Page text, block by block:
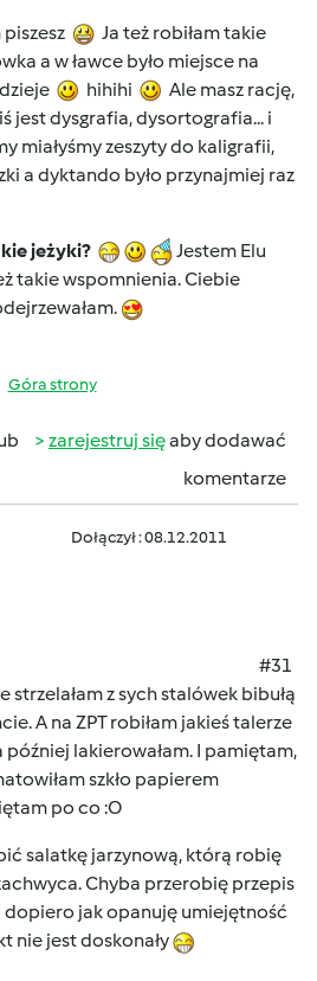
Ja też robiłam takie
a w ławce było miejsce na
hihihi
Ale masz rację,
jest dysgrafia, dysortografia... i
miałyśmy zeszyty do kaligrafii,
a dyktando było przynajmiej raz
jeżyki?
Jestem Elu
takie wspomnienia. Ciebie
Góra strony
zarejestruj sięaby dodawać
komentarze
Dołączył : 08.12.2011
#31
strzelałam z sych stalówek bibułą
A na ZPT robiłam jakieś talerze
później lakierowałam. I pamiętam,
szkło papierem
po co :O
salatkę jarzynową, którą robię
Chyba przerobię przepis
dopiero jak opanuję umiejętność
nie jest doskonały